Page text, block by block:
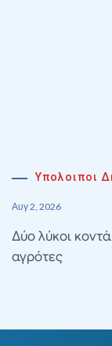
Υπολοιποι
Αυγ 2, 2026
Δύο λύκοι
αγρότες